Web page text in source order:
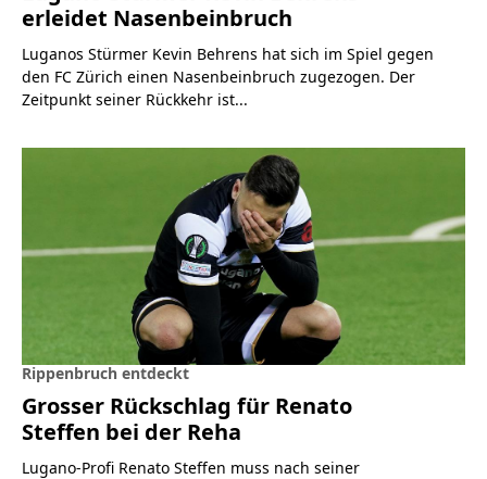
erleidet Nasenbeinbruch
Luganos Stürmer Kevin Behrens hat sich im Spiel gegen
den FC Zürich einen Nasenbeinbruch zugezogen. Der
Zeitpunkt seiner Rückkehr ist...
Rippenbruch entdeckt
Grosser Rückschlag für Renato
Steffen bei der Reha
Lugano-Profi Renato Steffen muss nach seiner